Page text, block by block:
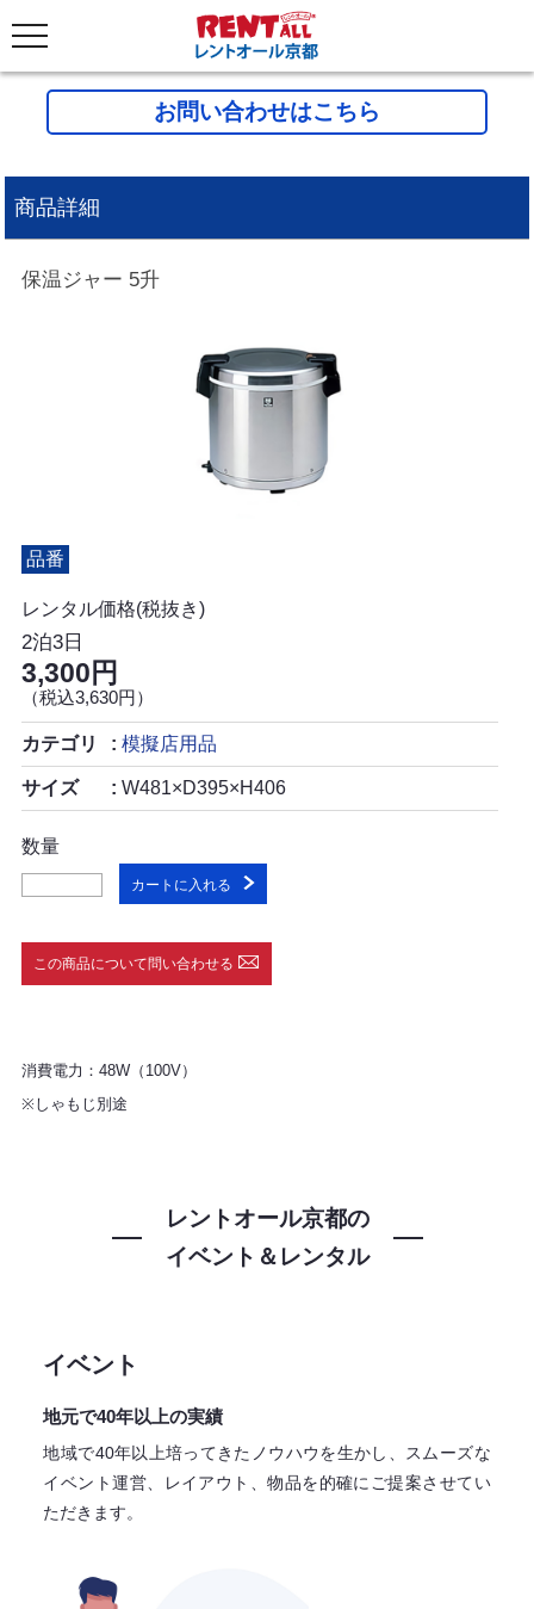
お問い合わせはこちら
商品詳細
保温ジャー 5升
品番
レンタル価格(税抜き)
2泊3日
3,300円
（税込3,630円）
カテゴリ 模擬店用品
サイズ W481×D395×H406
数量
カートに入れる
この商品について問い合わせる
消費電力：48W（100V）
※しゃもじ別途
レントオール京都の
イベント＆レンタル
イベント
地元で40年以上の実績
地域で40年以上培ってきたノウハウを生かし、スムーズな
イベント運営、レイアウト、物品を的確にご提案させてい
ただきます。